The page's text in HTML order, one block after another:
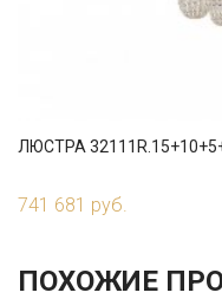
ЛЮСТРА
741 681 руб.
ПОХОЖИЕ